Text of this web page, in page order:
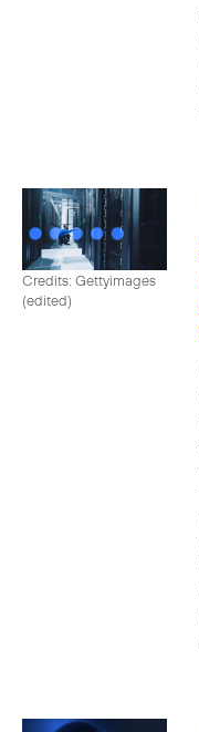
Credits: Gettyimages
(edited)